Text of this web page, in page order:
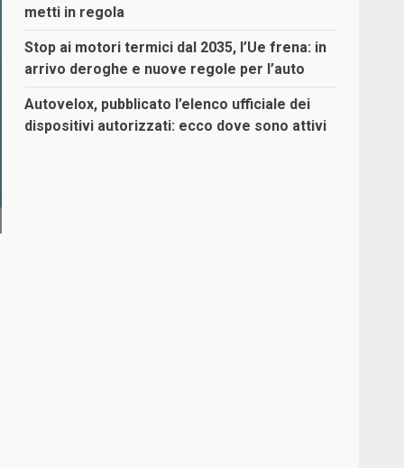
metti in regola
Stop ai motori termici dal 2035, l’Ue frena: in
arrivo deroghe e nuove regole per l’auto
Autovelox, pubblicato l’elenco ufficiale dei
dispositivi autorizzati: ecco dove sono attivi